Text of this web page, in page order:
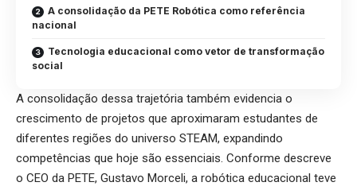
A consolidação da PETE Robótica como referência
nacional
Tecnologia educacional como vetor de transformação
social
A consolidação dessa trajetória também evidencia o
crescimento de projetos que aproximaram estudantes de
diferentes regiões do universo STEAM, expandindo
competências que hoje são essenciais. Conforme descreve
o CEO da PETE, Gustavo Morceli, a robótica educacional teve